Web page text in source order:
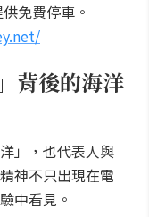
免費停車。
背後的海洋
」，也代表人與
神不只出現在電
中看見。